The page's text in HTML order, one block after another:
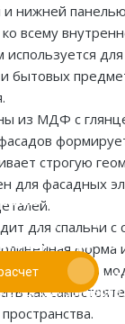
и нижней
всему
бытовых
из МДФ с
строгую
для фасадных
для спальни с
форма
включать
как
то вы
оценки
двух
до
индивидуальным
идеи